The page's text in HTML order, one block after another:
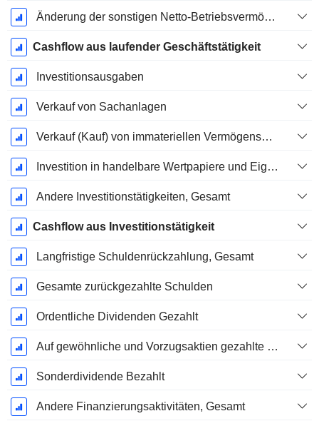
Änderung der sonstigen Netto-Betriebsvermögen
Cashflow aus laufender Geschäftstätigkeit
Investitionsausgaben
Verkauf von Sachanlagen
Verkauf (Kauf) von immateriellen Vermögenswerten
Investition in handelbare Wertpapiere und Eigenkapitalinstrumente, Gesamt
Andere Investitionstätigkeiten, Gesamt
Cashflow aus Investitionstätigkeit
Langfristige Schuldenrückzahlung, Gesamt
Gesamte zurückgezahlte Schulden
Ordentliche Dividenden Gezahlt
Auf gewöhnliche und Vorzugsaktien gezahlte Dividenden
Sonderdividende Bezahlt
Andere Finanzierungsaktivitäten, Gesamt